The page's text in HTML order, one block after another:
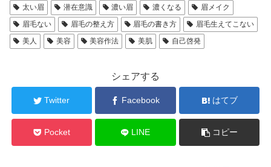
太い眉
潜在意識 濃い眉 濃くなる
眉メイク
眉毛ない
眉毛の整え方 眉毛の書き方
眉毛生えてこない
美人
美容 美容作法 美肌 自己啓発
シェアする
Twitter Facebook はてブ
Pocket LINE コピー